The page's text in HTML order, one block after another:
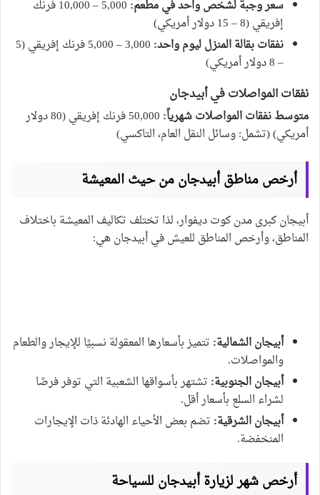
سعر وجبة لشخص واحد في مطعم:
5,000 – 10,000 فرنك
إفريقي (8 – 15 دولار أمريكي)
نفقات بقالة المنزل ليوم واحد:
3,000 – 5,000 فرنك إفريقي (5
– 8 دولار أمريكي)
نفقات المواصلات في أبيدجان
متوسط نفقات المواصلات شهرياً:
50,000 فرنك إفريقي (80 دولار
أمريكي) (تشمل: وسائل النقل العام، التاكسي)
أرخص مناطق أبيدجان من حيث المعيشة
أبيجان كبرى مدن كوت ديفوار، لذا تختلف تكاليف المعيشة باختلاف
المناطق، وأرخص المناطق للعيش في أبيدجان هي:
أبيجان الشمالية: تتميز بأسعارها المعقولة نسبيًا للإيجار والطعام
والمواصلات.
أبيجان الجنوبية: تشتهر بأسواقها الشعبية التي توفر فرصًا
لشراء السلع بأسعار أقل.
أبيجان الشرقية: تضم بعض الأحياء الهادئة ذات الإيجارات
المنخفضة.
أرخص شهر لزيارة أبيدجان للسياحة